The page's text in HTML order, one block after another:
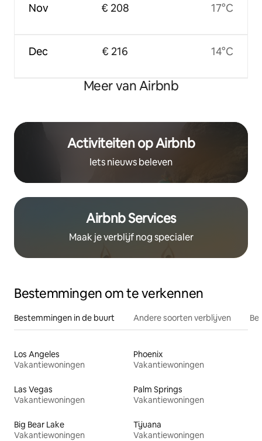
Nov
Dec
€ 208
€ 216
17°C
14°C
Meer van Airbnb
Activiteiten op Airbnb
Iets nieuws beleven
Airbnb Services
Maak je verblijf nog specialer
Bestemmingen om te verkennen
Bestemmingen in de buurt Andere soorten verblijven
Los Angeles
Vakantiewoningen
Phoenix
Vakantiewoningen
Las Vegas
Vakantiewoningen
Palm Springs
Vakantiewoningen
Big Bear Lake
Vakantiewoningen
Tijuana
Vakantiewoningen